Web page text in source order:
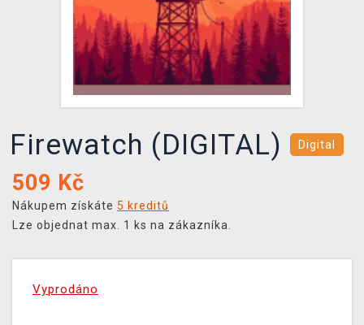
TCG & BOARDGAME HUB
VÝKUP HER (BAZAR)
Firewatch (DIGITAL) Digital
509 Kč
Nákupem získáte 5 kreditů
Lze objednat max. 1 ks na zákazníka.
Vyprodáno